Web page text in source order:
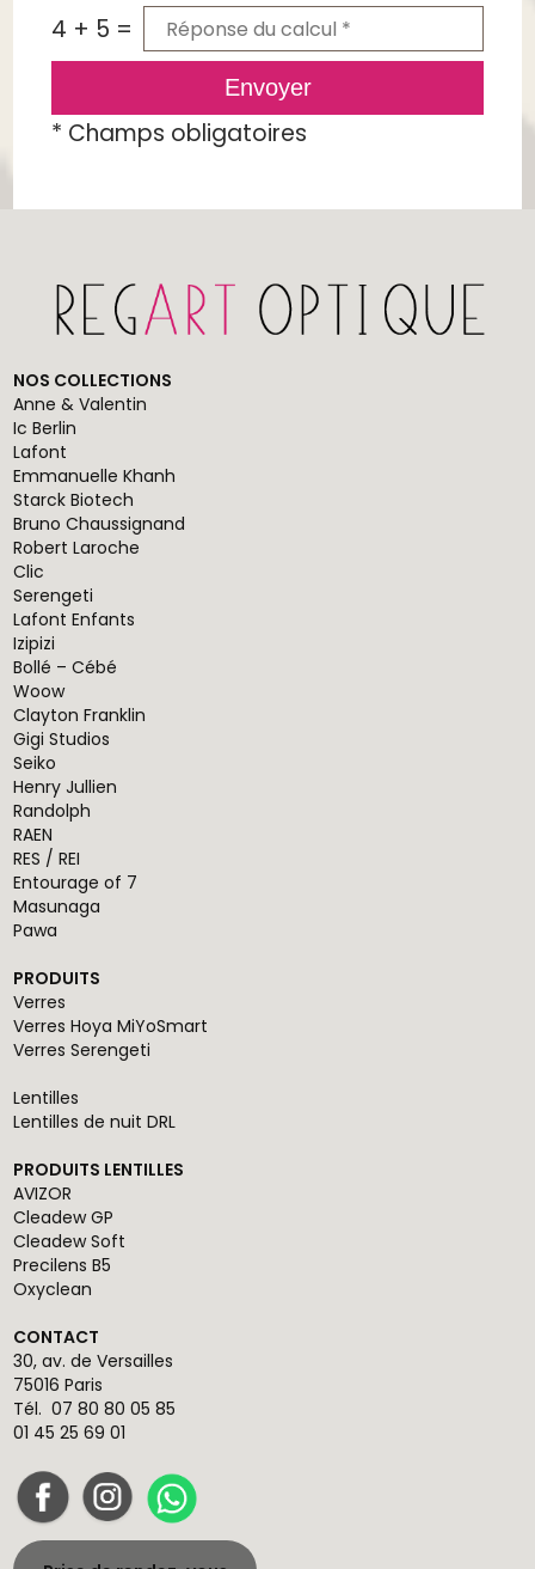
4 + 5 =
Envoyer
* Champs obligatoires
NOS COLLECTIONS
Anne & Valentin
Ic Berlin
Lafont
Emmanuelle Khanh
Starck Biotech
Bruno Chaussignand
Robert Laroche
Clic
Serengeti
Lafont Enfants
Izipizi
Bollé – Cébé
Woow
Clayton Franklin
Gigi Studios
Seiko
Henry Jullien
Randolph
RAEN
RES / REI
Entourage of 7
Masunaga
Pawa
PRODUITS
Verres
Verres Hoya MiYoSmart
Verres Serengeti
Lentilles
Lentilles de nuit DRL
PRODUITS LENTILLES
AVIZOR
Cleadew GP
Cleadew Soft
Precilens B5
Oxyclean
CONTACT
30, av. de Versailles
75016 Paris
Tél.07 80 80 05 85
01 45 25 69 01